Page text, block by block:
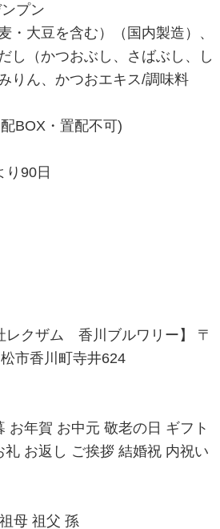
プン
・大豆を含む）（国内製造）、
し（かつおぶし、さばぶし、し
りん、かつおエキス/調味料
BOX・置配不可)
り90日
レクザム 香川ブルワリー】 〒
市香川町寺井624
お年賀 お中元 敬老の日 ギフト
お返し ご挨拶 結婚祝 内祝い
母 祖父 孫